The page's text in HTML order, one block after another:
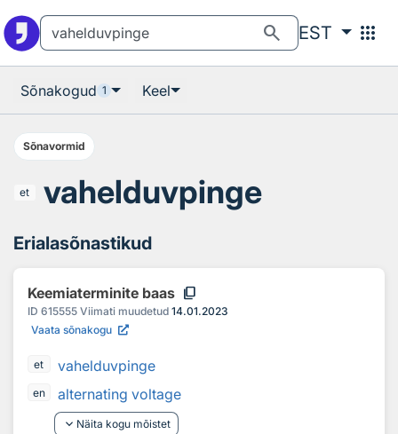
search EST apps
Sõnakogud 1 Keel
Sõnavormid
et vahelduvpinge
Erialasõnastikud
Keemiaterminite baas content_copy
ID 615555 Viimati muudetud 14.01.2023
Vaata sõnakogu
et vahelduvpinge
en
alternating voltage
keyboard_arrow_down Näita kogu mõistet